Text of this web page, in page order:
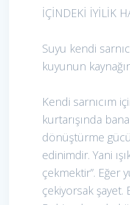
İÇİNDEKİ İYİLİK
Suyu kendi
kuyunun
Kendi sarnıcım
kurtarışında
dönüştürme
edinimdir. Yani
çekmektir”. Eğer
çekiyorsak şayet.